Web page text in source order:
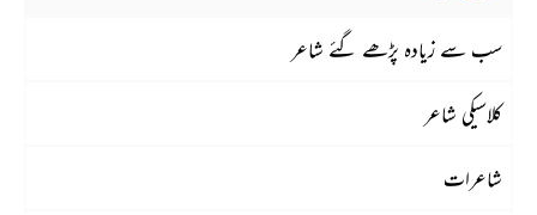
سب سے زیادہ پڑھے گئے شاعر
کلاسیکی شاعر
شاعرات